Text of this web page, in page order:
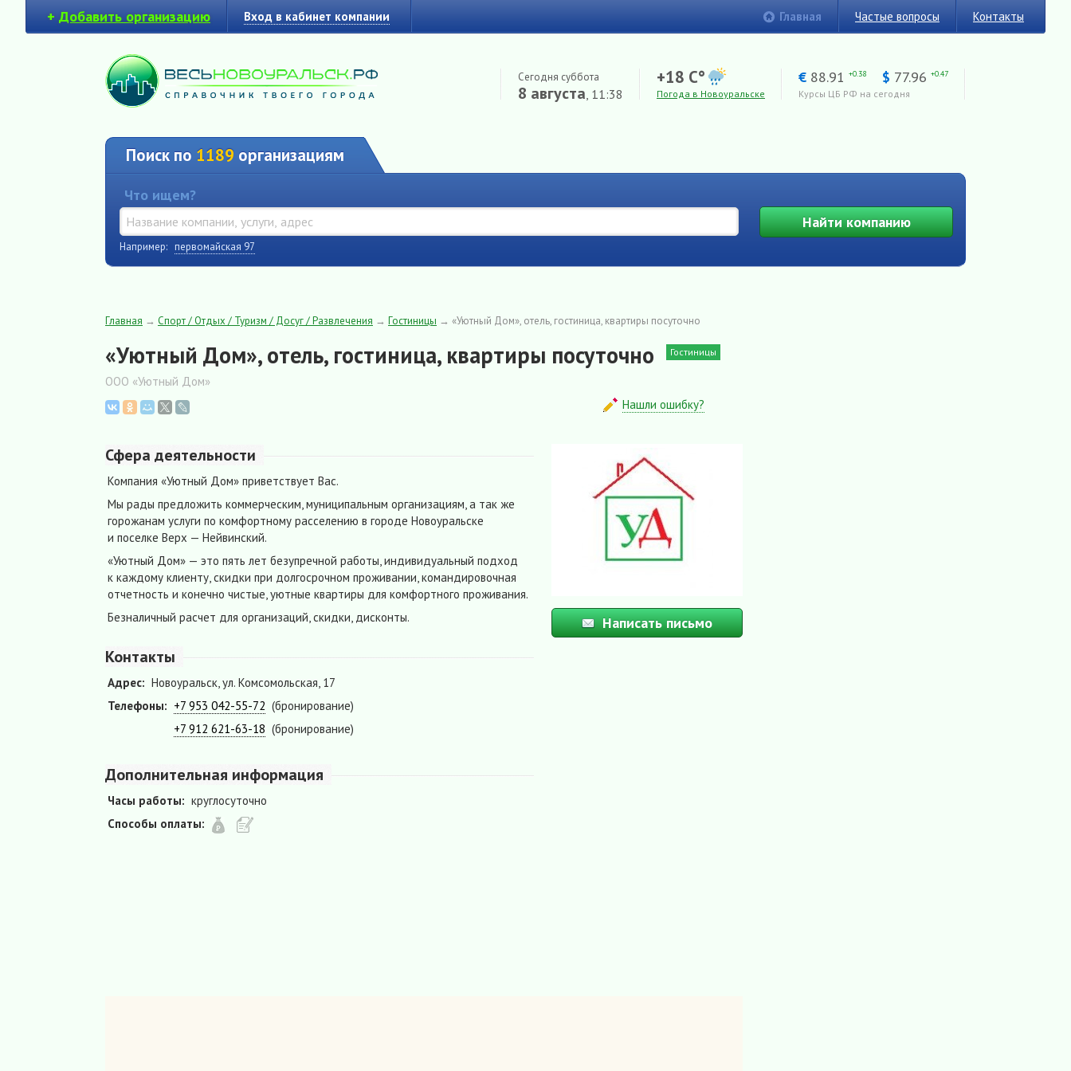
+ Добавить организацию Вход в кабинет компании Главная Частые вопросы Контакты
Сегодня суббота
8 августа, 11:38
+18 C°
Погода в Новоуральске
€ 88.91 +0.38 $ 77.96 +0.47
Курсы ЦБ РФ на сегодня
Поиск по 1189 организациям
Что ищем?
Найтикомпанию
Например: первомайская 97
Главная → Спорт / Отдых / Туризм / Досуг / Развлечения → Гостиницы → «Уютный Дом», отель, гостиница, квартиры посуточно
«Уютный Дом», отель, гостиница, квартиры посуточно Гостиницы
ООО «Уютный Дом»
Нашли ошибку?
Сфера деятельности
Компания «Уютный Дом» приветствует Вас.
Мы рады предложить коммерческим, муниципальным организациям, а так же
горожанам услуги по комфортному расселению в городе Новоуральске
и поселке Верх — Нейвинский.
«Уютный Дом» — это пять лет безупречной работы, индивидуальный подход
к каждому клиенту, скидки при долгосрочном проживании, командировочная
отчетность и конечно чистые, уютные квартиры для комфортного проживания.
Безналичный расчет для организаций, скидки, дисконты.
Контакты
Адрес: Новоуральск, ул. Комсомольская, 17
Телефоны: +7 953 042-55-72 (бронирование)
+7 912 621-63-18 (бронирование)
Дополнительная информация
Часы работы: круглосуточно
Способы оплаты:
Написать письмо